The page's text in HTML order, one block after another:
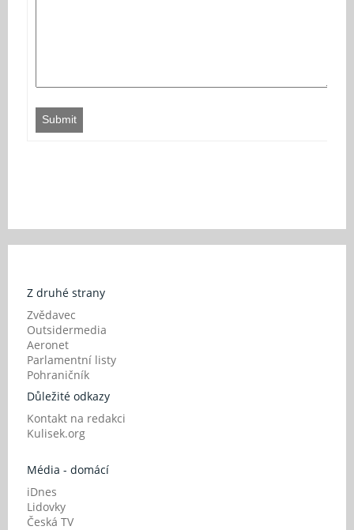
Submit
Z druhé strany
Zvědavec
Outsidermedia
Aeronet
Parlamentní listy
Pohraničník
Důležité odkazy
Kontakt na redakci
Kulisek.org
Média - domácí
iDnes
Lidovky
Česká TV